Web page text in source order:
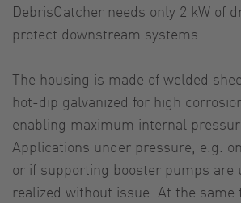
DebrisCatcher needs only 2 kW of
protect downstream systems.
The housing is made of welded
hot-dip galvanized for high
enabling maximum internal
Applications under pressure, e.g.
or if supporting booster pumps are
realized without issue. At the same